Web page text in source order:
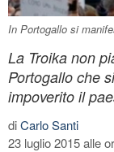
In Portogallo si
La Troika non
Portogallo che
impoverito il
diCarlo Santi
23 luglio 2015 alle